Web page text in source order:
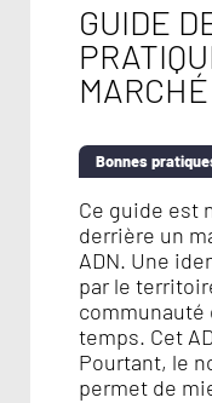
GUIDE
Bonnes
Ce guide est
derrière un
ADN. Une
par le
communauté
temps. Cet
Pourtant, le
permet de